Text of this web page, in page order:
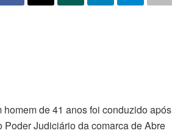
de 41 anos foi conduzido após
Judiciário da comarca de Abre